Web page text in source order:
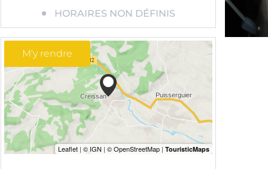
HORAIRES NON DÉFINIS
M'y rendre